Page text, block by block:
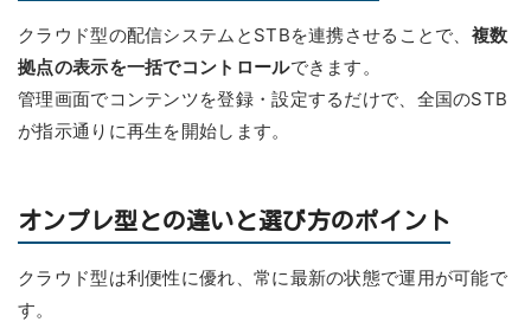
クラウド型の配信システムとSTBを連携させることで、 複数
拠点の表示を一括でコントロールできます。
管理画面でコンテンツを登録・設定するだけで、全国のSTB
が指示通りに再生を開始します。
オンプレ型との違いと選び方のポイント
クラウド型は利便性に優れ、常に最新の状態で運用が可能で
す。